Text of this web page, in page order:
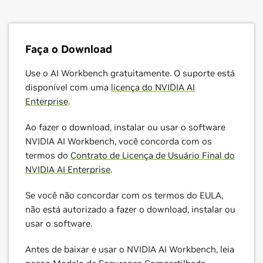
3, o Mistral, o Phi 3 e muito mais.
Veja Todos os Projetos de AI Workbench de Ajuste Fino
Faça o Download
Use o AI Workbench gratuitamente. O suporte está
disponível com uma licença do NVIDIA AI
Enterprise.
Ao fazer o download, instalar ou usar o software
NVIDIA AI Workbench, você concorda com os
termos do Contrato de Licença de Usuário Final do
NVIDIA AI Enterprise.
Se você não concordar com os termos do EULA,
não está autorizado a fazer o download, instalar ou
usar o software.
Antes de baixar e usar o NVIDIA AI Workbench, leia